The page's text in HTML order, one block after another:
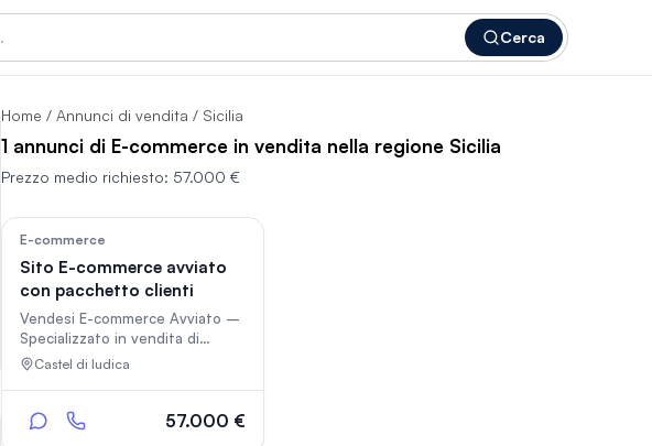
Cerca
Home / Annunci di vendita / Sicilia
1 annunci di E-commerce in vendita nella regione Sicilia
Prezzo medio richiesto: 57.000 €
E-commerce
Sito E-commerce avviato
con pacchetto clienti
Vendesi E-commerce Avviato –
Specializzato in vendita di
Arance e Prodotti Tipici Siciliani
pronta a generare entrate fin da
Castel di Iudica
57.000 €